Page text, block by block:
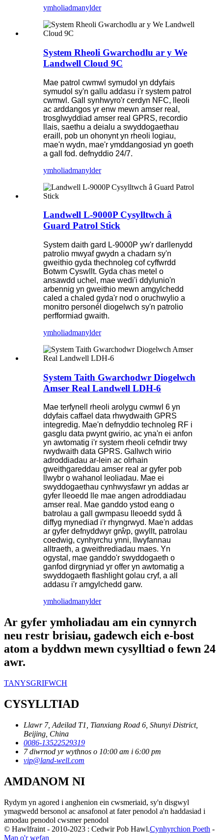
ymholiadmanylder
System Rheoli Gwarchodlu ar y We
Landwell Cloud 9C
Mae patrol cwmwl symudol yn ddyfais
symudol sy'n gallu addasu i'r system patrol
cwmwl. Gall synhwyro'r cerdyn NFC, lleoli
ac arddangos yr enw mewn amser real,
trosglwyddiad amser real GPRS, recordio
llais, saethu a deialu a swyddogaethau
eraill, pob un ohonynt yn rheoli logiau,
mae'n wydn, mae'r ymddangosiad yn goeth
a gall fod. defnyddio 24/7.
ymholiadmanylder
Landwell L-9000P Cysylltwch â
Guard Patrol Stick
System daith gard L-9000P yw'r darllenydd
patrolio mwyaf gwydn a chadarn sy'n
gweithio gyda thechnoleg cof cyffwrdd
Botwm Cyswllt. Gyda chas metel o
ansawdd uchel, mae wedi'i ddylunio'n
arbennig yn gweithio mewn amgylchedd
caled a chaled gyda'r nod o oruchwylio a
monitro personél diogelwch sy'n patrolio
perfformiad gwaith.
ymholiadmanylder
System Taith Gwarchodwr Diogelwch
Amser Real Landwell LDH-6
Mae terfynell rheoli arolygu cwmwl 6 yn
ddyfais caffael data rhwydwaith GPRS
integredig. Mae'n defnyddio technoleg RF i
gasglu data pwynt gwirio, ac yna'n ei anfon
yn awtomatig i'r system rheoli cefndir trwy
rwydwaith data GPRS. Gallwch wirio
adroddiadau ar-lein ac olrhain
gweithgareddau amser real ar gyfer pob
llwybr o wahanol leoliadau. Mae ei
swyddogaethau cynhwysfawr yn addas ar
gyfer lleoedd lle mae angen adroddiadau
amser real. Mae ganddo ystod eang o
batrolau a gall gwmpasu lleoedd sydd â
diffyg mynediad i'r rhyngrwyd. Mae'n addas
ar gyfer defnyddwyr grŵp, gwyllt, patrolau
coedwig, cynhyrchu ynni, llwyfannau
alltraeth, a gweithrediadau maes. Yn
ogystal, mae ganddo'r swyddogaeth o
ganfod dirgryniad yr offer yn awtomatig a
swyddogaeth flashlight golau cryf, a all
addasu i'r amgylchedd garw.
ymholiadmanylder
Ar gyfer ymholiadau am ein cynnyrch
neu restr brisiau, gadewch eich e-bost
atom a byddwn mewn cysylltiad o fewn 24
awr.
TANYSGRIFWCH
CYSYLLTIAD
Llawr 7, Adeilad T1, Tianxiang Road 6, Shunyi District,
Beijing, China
0086-13522529319
7 diwrnod yr wythnos o 10:00 am i 6:00 pm
vip@land-well.com
AMDANOM NI
Rydym yn agored i anghenion ein cwsmeriaid, sy'n disgwyl
ymagwedd bersonol ac ansafonol at fater penodol a'n haddasiad i
amodau penodol cwsmer penodol
© Hawlfraint - 2010-2023 : Cedwir Pob Hawl.Cynhyrchion Poeth -
Map o'r wefan